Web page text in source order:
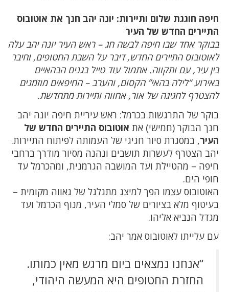
חיפה חוגגת שלום ותיירות: יונה יהב חנך את אוטובוס
התיירים החדש של העיר
בבוקר אחד שבו חיפה לבשה חג – ראש העיר יונה יהב עלה
לאוטובוס התיירים החדש, דיבר על השבת החטופים, וחיבר
בין עיר, עם ותקווה. אתמול עוד טייל בגנים הבהאיים
באירוע “לילה בהאי” הקסום, והערב – החיפאים מוזמנים
להצטרף לחגיגה של אור, אחווה ותיירות מתחדשת.
בוקר של התרגשות בכרמל: ראש עיריית חיפה יונה יהב
חנך הבוקר (חמישי) את אוטובוס התיירים החדש של
העיר, במסגרת סיור חגיגי של העמותה לפיתוח התיירות.
יהב הצטרף לעשרות תושבים ונהנה מסיור מודרך ברחבי
חיפה – מהטיילת ועד המושבה הגרמנית, ומהכרמל עד
חופי הים.
האוטובוס עצמו הפך למיצג מתגלגל של גאווה מקומית –
בעיטוף מלא בציורים של סמלי העיר, מנוף הכרמל ועד
מגדל הנביא אליהו.
עם עלייתו לאוטובוס אמר יהב:
“אנחנו נמצאים ביום מרגש מאין כמותו.
החזרת החטופים היא המעשה היהודי,